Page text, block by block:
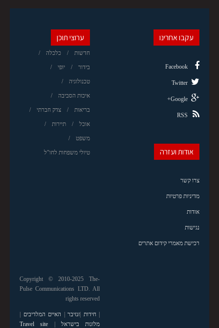
ערוצי תוכן
חדשות כלכלה
בידור יופי
טכנולוגיה
איכות הסביבה
בריאות צדק חברתי
אוכל תיירות
משפט
טיולי משפחות לחו"ל
עקבו אחרינו
Facebook
Twitter
Google+
RSS
אודות ועזרה
צרו קשר
מדיניות פרטיות
אודות
נגישות
רכישת מאמרי קידום אתרים
Copyright © 2010-2025 The-
Pulse Communications LTD. All
rights reserved
|חידות |זנזיבר | האיים המלדיבים |
מלונות בישראל |
Travel site